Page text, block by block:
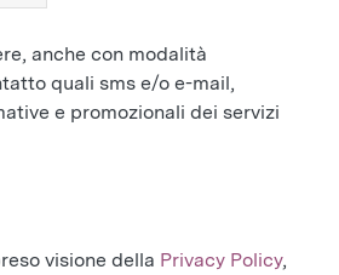
anche con modalità
quali sms e/o e-mail,
e promozionali dei servizi
visione della Privacy Policy,